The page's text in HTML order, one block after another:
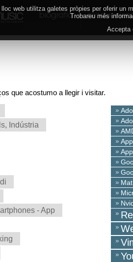
biografia
que acostumo a llegir i visitar.
Indústria
- App
web utilitza galetes pròpies per oferir un
Trobareu més